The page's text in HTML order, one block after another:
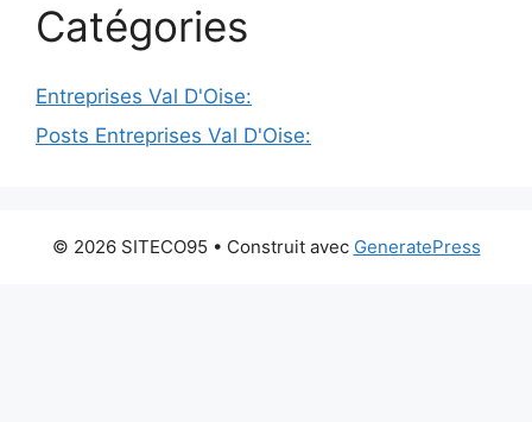
Catégories
Entreprises Val D'Oise:
Posts Entreprises Val D'Oise:
© 2026 SITECO95 • Construit avec GeneratePress